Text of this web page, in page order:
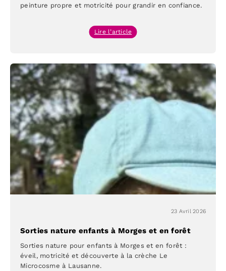
peinture propre et motricité pour grandir en confiance.
Lire l’article:
et
motricité
au
Microcosme
23 Avril 2026
Sorties nature enfants à Morges et en forêt
Sorties nature pour enfants à Morges et en forêt :
éveil, motricité et découverte à la crèche Le
Microcosme à Lausanne.